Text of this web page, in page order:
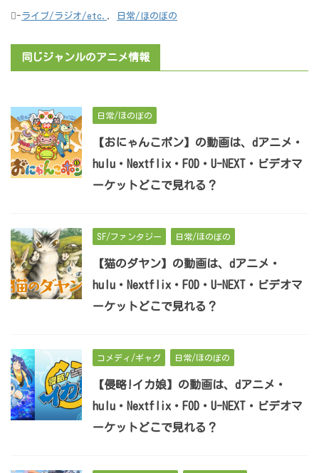
-ライブ/ラジオ/etc. , 日常/ほのぼの
同じジャンルのアニメ情報
日常/ほのぼの
【おにゃんこポン】の動画は、dアニメ・
hulu・Nextflix・FOD・U-NEXT・ビデオマ
ーケットどこで見れる？
SF/ファンタジー 日常/ほのぼの
【猫のダヤン】の動画は、dアニメ・
hulu・Nextflix・FOD・U-NEXT・ビデオマ
ーケットどこで見れる？
コメディ/ギャグ 日常/ほのぼの
【侵略!イカ娘】の動画は、dアニメ・
hulu・Nextflix・FOD・U-NEXT・ビデオマ
ーケットどこで見れる？